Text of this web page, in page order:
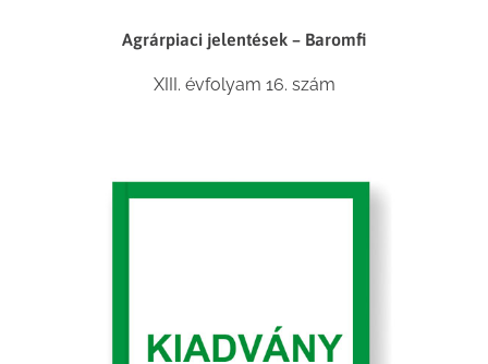
Agrárpiaci jelentések – Baromfi
XIII. évfolyam 16. szám